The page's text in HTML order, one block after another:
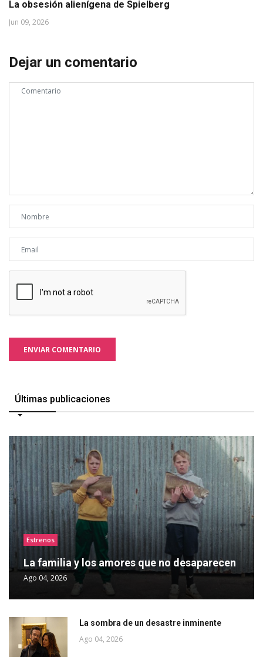
La obsesión alienígena de Spielberg
Jun 09, 2026
Dejar un comentario
ENVIAR COMENTARIO
Últimas publicaciones
Estrenos
La familia y los amores que no desaparecen
Ago 04, 2026
La sombra de un desastre inminente
Ago 04, 2026